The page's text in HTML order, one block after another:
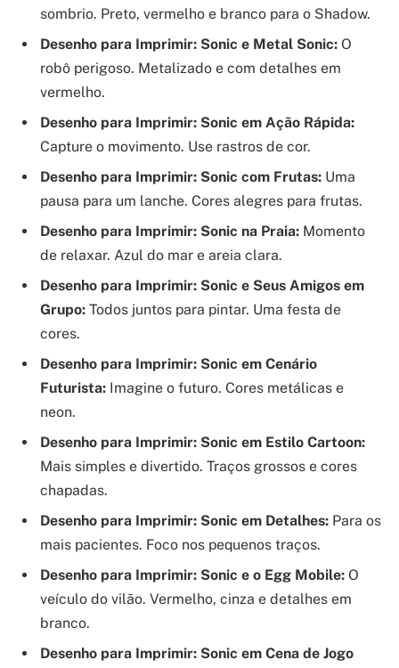
sombrio. Preto, vermelho e branco para o Shadow.
Desenho para Imprimir: Sonic e Metal Sonic: O
robô perigoso. Metalizado e com detalhes em
vermelho.
Desenho para Imprimir: Sonic em Ação Rápida:
Capture o movimento. Use rastros de cor.
Desenho para Imprimir: Sonic com Frutas: Uma
pausa para um lanche. Cores alegres para frutas.
Desenho para Imprimir: Sonic na Praia: Momento
de relaxar. Azul do mar e areia clara.
Desenho para Imprimir: Sonic e Seus Amigos em
Grupo: Todos juntos para pintar. Uma festa de
cores.
Desenho para Imprimir: Sonic em Cenário
Futurista: Imagine o futuro. Cores metálicas e
neon.
Desenho para Imprimir: Sonic em Estilo Cartoon:
Mais simples e divertido. Traços grossos e cores
chapadas.
Desenho para Imprimir: Sonic em Detalhes: Para os
mais pacientes. Foco nos pequenos traços.
Desenho para Imprimir: Sonic e o Egg Mobile: O
veículo do vilão. Vermelho, cinza e detalhes em
branco.
Desenho para Imprimir: Sonic em Cena de Jogo